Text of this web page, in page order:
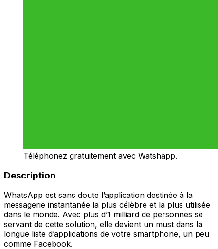
Téléphonez gratuitement avec Watshapp.
Description
WhatsApp est sans doute l’application destinée à la
messagerie instantanée la plus célèbre et la plus utilisée
dans le monde. Avec plus d’1 milliard de personnes se
servant de cette solution, elle devient un must dans la
longue liste d’applications de votre smartphone, un peu
comme Facebook.